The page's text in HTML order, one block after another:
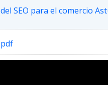
SEO para el comercio